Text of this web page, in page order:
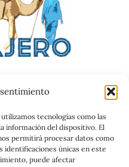
tecnologías como las
información del dispositivo. El
permitirá procesar datos como
identificaciones únicas en este
puede afectar